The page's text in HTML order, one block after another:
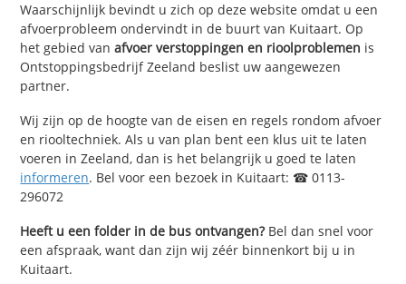
Waarschijnlijk bevindt u zich op deze website omdat u een
afvoerprobleem ondervindt in de buurt van Kuitaart. Op
het gebied vanafvoer verstoppingen en rioolproblemen is
Ontstoppingsbedrijf Zeeland beslist uw aangewezen
partner.
Wij zijn op de hoogte van de eisen en regels rondom afvoer
en riooltechniek. Als u van plan bent een klus uit te laten
voeren in Zeeland, dan is het belangrijk u goed te laten
informeren. Bel voor een bezoek in Kuitaart: ☎ 0113-
296072
Heeft u een folder in de bus ontvangen?Bel dan snel voor
een afspraak, want dan zijn wij zéér binnenkort bij u in
Kuitaart.